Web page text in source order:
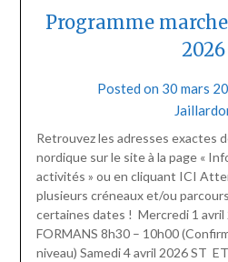
Programme
2026
Posted on 30 mars
Retrouvez les adresses exactes
nordique sur le site à la page «
activités » ou en cliquant ICI
plusieurs créneaux et/ou
certaines dates ! Mercredi 1 avril
FORMANS 8h30 – 10h00
niveau) Samedi 4 avril 2026 ST